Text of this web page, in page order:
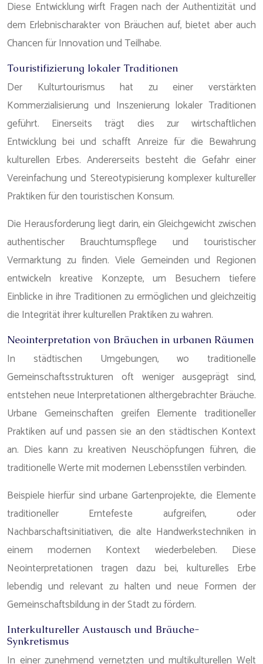
Diese Entwicklung wirft Fragen nach der Authentizität und
dem Erlebnischarakter von Bräuchen auf, bietet aber auch
Chancen für Innovation und Teilhabe.
Touristifizierung lokaler Traditionen
Der Kulturtourismus hat zu einer verstärkten
Kommerzialisierung und Inszenierung lokaler Traditionen
geführt. Einerseits trägt dies zur wirtschaftlichen
Entwicklung bei und schafft Anreize für die Bewahrung
kulturellen Erbes. Andererseits besteht die Gefahr einer
Vereinfachung und Stereotypisierung komplexer kultureller
Praktiken für den touristischen Konsum.
Die Herausforderung liegt darin, ein Gleichgewicht zwischen
authentischer Brauchtumspflege und touristischer
Vermarktung zu finden. Viele Gemeinden und Regionen
entwickeln kreative Konzepte, um Besuchern tiefere
Einblicke in ihre Traditionen zu ermöglichen und gleichzeitig
die Integrität ihrer kulturellen Praktiken zu wahren.
Neointerpretation von Bräuchen in urbanen Räumen
In städtischen Umgebungen, wo traditionelle
Gemeinschaftsstrukturen oft weniger ausgeprägt sind,
entstehen neue Interpretationen althergebrachter Bräuche.
Urbane Gemeinschaften greifen Elemente traditioneller
Praktiken auf und passen sie an den städtischen Kontext
an. Dies kann zu kreativen Neuschöpfungen führen, die
traditionelle Werte mit modernen Lebensstilen verbinden.
Beispiele hierfür sind urbane Gartenprojekte, die Elemente
traditioneller Erntefeste aufgreifen, oder
Nachbarschaftsinitiativen, die alte Handwerkstechniken in
einem modernen Kontext wiederbeleben. Diese
Neointerpretationen tragen dazu bei, kulturelles Erbe
lebendig und relevant zu halten und neue Formen der
Gemeinschaftsbildung in der Stadt zu fördern.
Interkultureller Austausch und Bräuche-
Synkretismus
In einer zunehmend vernetzten und multikulturellen Welt